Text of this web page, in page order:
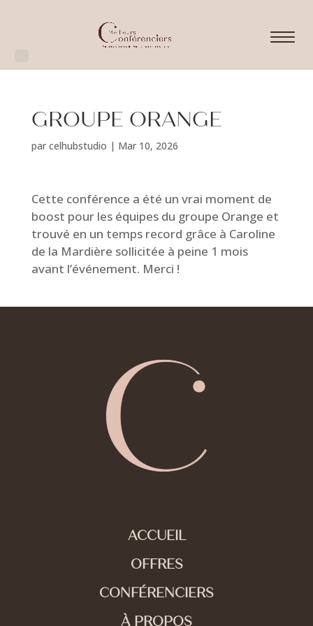
GROUPE ORANGE
par celhubstudio | Mar 10, 2026
Cette conférence a été un vrai moment de
boost pour les équipes du groupe Orange et
trouvé en un temps record grâce à Caroline
de la Mardière sollicitée à peine 1 mois
avant l’événement. Merci !
ACCUEIL
OFFRES
CONFÉRENCIERS
À PROPOS